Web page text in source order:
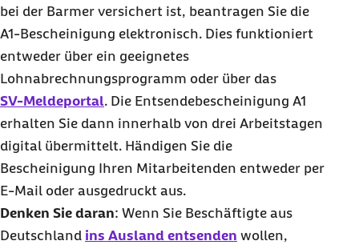
bei der Barmer versichert ist, beantragen Sie die
A1-Bescheinigung elektronisch. Dies funktioniert
entweder über ein geeignetes
Lohnabrechnungsprogramm oder über das
SV-Meldeportal. Die Entsendebescheinigung A1
erhalten Sie dann innerhalb von drei Arbeitstagen
digital übermittelt. Händigen Sie die
Bescheinigung Ihren Mitarbeitenden entweder per
E-Mail oder ausgedruckt aus.
Denken Sie daran: Wenn Sie Beschäftigte aus
Deutschland ins Ausland entsenden wollen,